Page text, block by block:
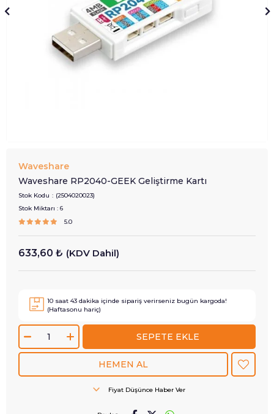
Waveshare
Waveshare RP2040-GEEK Geliştirme Kartı
Stok Kodu
(2504020023)
Stok Miktarı : 6
5.0
633,60 ₺ (KDV Dahil)
10 saat 43 dakika içinde sipariş verirseniz bugün kargoda!
(Haftasonu hariç)
Fiyat Düşünce Haber Ver